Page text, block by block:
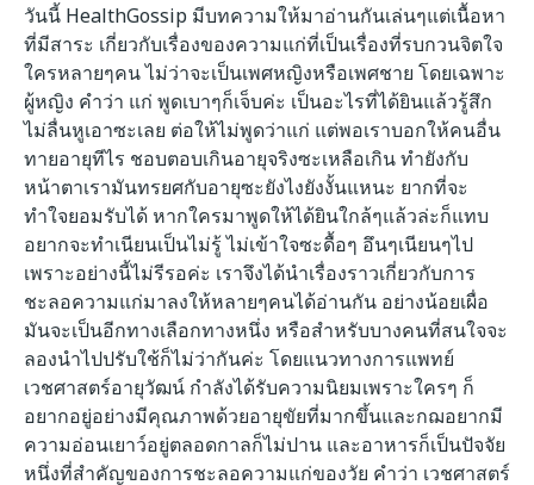
วันนี้ HealthGossip มีบทความให้มาอ่านกันเล่นๆแต่เนื้อหา
ที่มีสาระ เกี่ยวกับเรื่องของความแก่ที่เป็นเรื่องที่รบกวนจิตใจ
ใครหลายๆคน ไม่ว่าจะเป็นเพศหญิงหรือเพศชาย โดยเฉพาะ
ผู้หญิง คำว่า แก่ พูดเบาๆก็เจ็บค่ะ เป็นอะไรที่ได้ยินแล้วรู้สึก
ไม่ลื่นหูเอาซะเลย ต่อให้ไม่พูดว่าแก่ แต่พอเราบอกให้คนอื่น
ทายอายุทีไร ชอบตอบเกินอายุจริงซะเหลือเกิน ทำยังกับ
หน้าตาเรามันทรยศกับอายุซะยังไงยังงั้นแหนะ ยากที่จะ
ทำใจยอมรับได้ หากใครมาพูดให้ได้ยินใกล้ๆแล้วล่ะก็แทบ
อยากจะทำเนียนเป็นไม่รู้ ไม่เข้าใจซะดื้อๆ อึนๆเนียนๆไป
เพราะอย่างนี้ไม่รีรอค่ะ เราจึงได้นำเรื่องราวเกี่ยวกับการ
ชะลอความแก่มาลงให้หลายๆคนได้อ่านกัน อย่างน้อยเผื่อ
มันจะเป็นอีกทางเลือกทางหนึ่ง หรือสำหรับบางคนที่สนใจจะ
ลองนำไปปรับใช้ก็ไม่ว่ากันค่ะ โดยแนวทางการแพทย์
เวชศาสตร์อายุวัฒน์ กำลังได้รับความนิยมเพราะใครๆ ก็
อยากอยู่อย่างมีคุณภาพด้วยอายุขัยที่มากขึ้นและกฌอยากมี
ความอ่อนเยาว์อยู่ตลอดกาลก็ไม่ปาน และอาหารก็เป็นปัจจัย
หนึ่งที่สำคัญของการชะลอความแก่ของวัย คำว่า เวชศาสตร์